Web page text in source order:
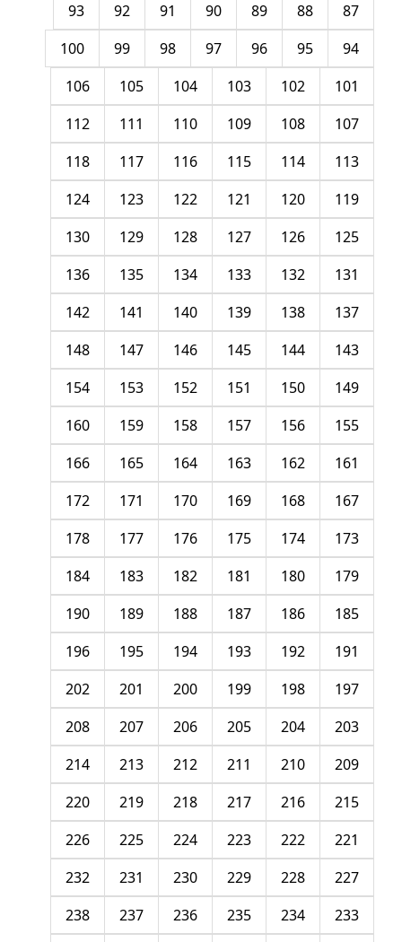
87
88
89
90
91
92
93
94
95
96
97
98
99
100
101
102
103
104
105
106
107
108
109
110
111
112
113
114
115
116
117
118
119
120
121
122
123
124
125
126
127
128
129
130
131
132
133
134
135
136
137
138
139
140
141
142
143
144
145
146
147
148
149
150
151
152
153
154
155
156
157
158
159
160
161
162
163
164
165
166
167
168
169
170
171
172
173
174
175
176
177
178
179
180
181
182
183
184
185
186
187
188
189
190
191
192
193
194
195
196
197
198
199
200
201
202
203
204
205
206
207
208
209
210
211
212
213
214
215
216
217
218
219
220
221
222
223
224
225
226
227
228
229
230
231
232
233
234
235
236
237
238